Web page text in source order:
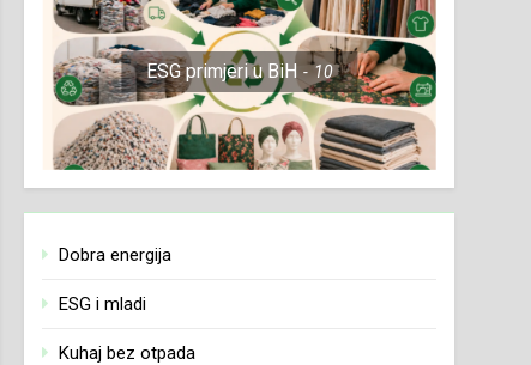
ESG primjeri u BiH 10
Dobra energija
ESG i mladi
Kuhaj bez otpada